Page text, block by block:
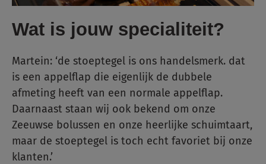
Wat is jouw specialiteit?
Martein: ‘de stoeptegel is ons handelsmerk. dat
is een appelflap die eigenlijk de dubbele
afmeting heeft van een normale appelflap.
Daarnaast staan wij ook bekend om onze
Zeeuwse bolussen en onze heerlijke schuimtaart,
maar de stoeptegel is toch echt favoriet bij onze
klanten.’